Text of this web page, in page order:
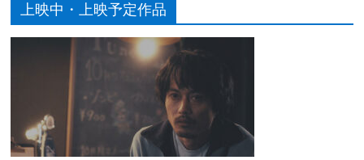
上映中・上映予定作品